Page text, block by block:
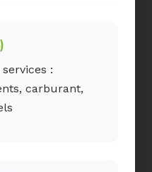
:
carburant,